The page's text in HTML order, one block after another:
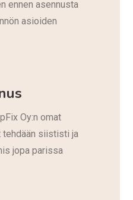
ennen asennusta
asioiden
Oy:n omat
tehdään siististi ja
jopa parissa